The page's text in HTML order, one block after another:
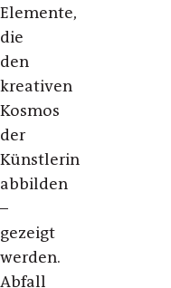
Elemente,
die
den
kreativen
Kosmos
der
Künstlerin
abbilden
–
gezeigt
werden.
Abfall